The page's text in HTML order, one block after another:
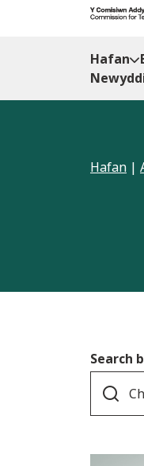
Hafan
Hafan |
Search